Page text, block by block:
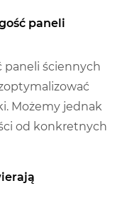
paneli
paneli ściennych
Możemy jednak
od konkretnych